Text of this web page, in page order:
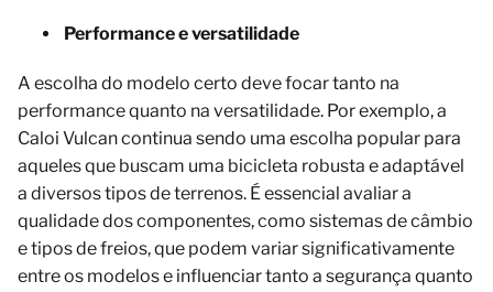
Performance e versatilidade
A escolha do modelo certo deve focar tanto na
performance quanto na versatilidade. Por exemplo, a
Caloi Vulcan continua sendo uma escolha popular para
aqueles que buscam uma bicicleta robusta e adaptável
a diversos tipos de terrenos. É essencial avaliar a
qualidade dos componentes, como sistemas de câmbio
e tipos de freios, que podem variar significativamente
entre os modelos e influenciar tanto a segurança quanto